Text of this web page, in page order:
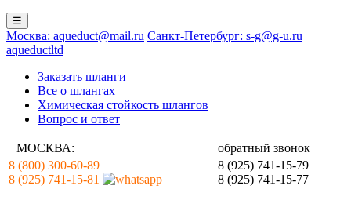
☰
Москва: aqueduct@mail.ru Санкт-Петербург: s-g@g-u.ru
aqueductltd
Заказать шланги
Все о шлангах
Химическая стойкость шлангов
Вопрос и ответ
МОСКВА:
обратный звонок
8 (800) 300-60-89
8 (925) 741-15-81
8 (925) 741-15-79
8 (925) 741-15-77